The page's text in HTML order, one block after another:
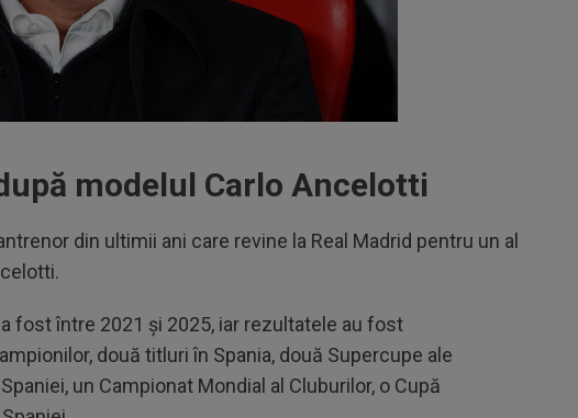
modelul Carlo Ancelotti
din ultimii ani care revine la Real Madrid pentru un al
fost între 2021 și 2025, iar rezultatele au fost
două titluri în Spania, două Supercupe ale
un Campionat Mondial al Cluburilor, o Cupă